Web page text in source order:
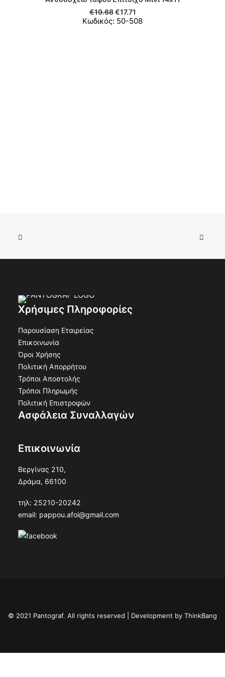
€19.68 €17.71
Κωδικός: 50-508
Χρήσιμες Πληροφορίες
Παρουσίαση Εταιρείας
Επικοινωνία
Όροι Χρήσης
Πολιτική Απορρήτου
Τρόποι Αποστολής
Τρόποι Πληρωμής
Πολιτική Επιστροφών
Ασφάλεια Συναλλαγών
Επικοινωνία
Βεργίνας 210,
Δράμα, 66100
τηλ: 25210-20242
email: pappou.afoi@gmail.com
© 2021 Pantograf. All rights reserved | Development by ThinkBang